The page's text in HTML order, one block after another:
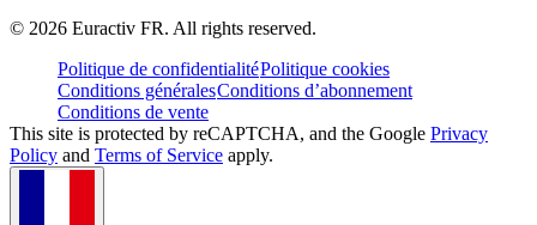
© 2026 Euractiv FR. All rights reserved.
Politique de confidentialitéPolitique cookies
Conditions généralesConditions d’abonnement
Conditions de vente
This site is protected by reCAPTCHA, and the Google Privacy
Policy and Terms of Service apply.